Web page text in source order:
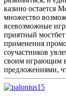
казино остается
множество
всевозможные
приятный
применения
соучастников
своим играющим
предложениями,